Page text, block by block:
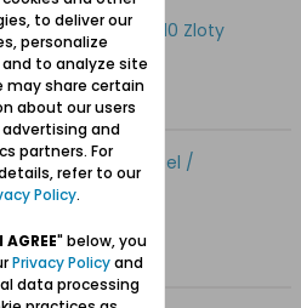
für 10 Zloty
11:38
Bargeldwechsel /
21:03
to deliver our
personalize
to analyze site
may share certain
about our users
and
partners. For
refer to our
Policy.
AGREE" below, you
Privacy Policyand
data processing